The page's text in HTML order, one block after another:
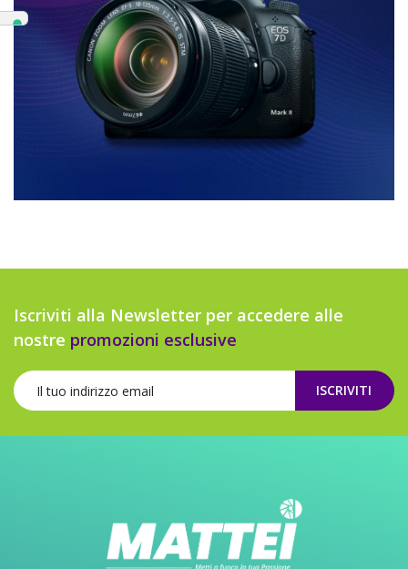
Iscriviti alla Newsletter per accedere alle
nostre promozioni esclusive
ISCRIVITI